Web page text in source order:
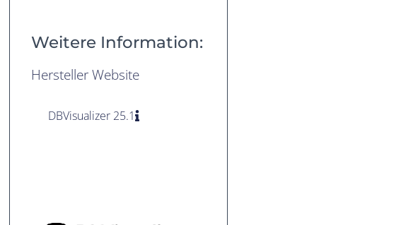
Weitere Information:
Hersteller Website
DBVisualizer 25.1